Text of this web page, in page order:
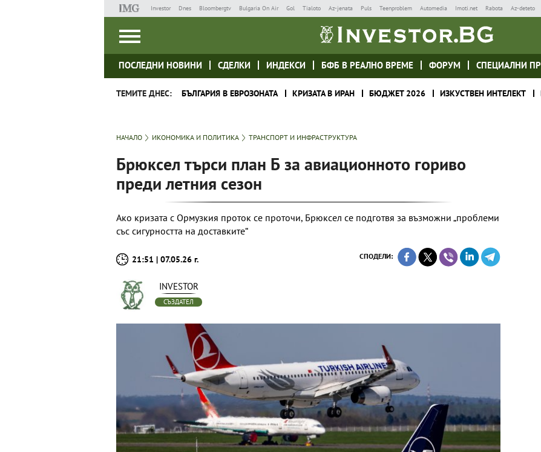
Investor Dnes Bloombergtv Bulgaria On Air Gol Tialoto Az-jenata Puls Teenproblem Automedia Imoti.net Rabota Az-deteto
ПОСЛЕДНИ НОВИНИ СДЕЛКИ ИНДЕКСИ БФБ В РЕАЛНО ВРЕМЕ ФОРУМ СПЕЦИАЛНИ
ТЕМИТЕ ДНЕС: БЪЛГАРИЯ В ЕВРОЗОНАТА КРИЗАТА В ИРАН БЮДЖЕТ 2026 ИЗКУСТВЕН ИНТЕЛЕКТ
НАЧАЛО ИКОНОМИКА И ПОЛИТИКА ТРАНСПОРТ И ИНФРАСТРУКТУРА
Брюксел търси план Б за авиационното гориво
преди летния сезон
Ако кризата с Ормузкия проток се проточи, Брюксел се подготвя за възможни „проблеми
със сигурността на доставките“
21:51 | 07.05.26 г. СПОДЕЛИ:
INVESTOR
СЪЗДАТЕЛ